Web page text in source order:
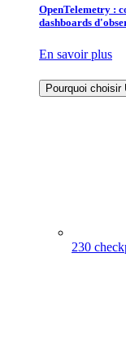
OpenTelemetry :
dashboards
En savoir plus
Pourquoi choisir
230